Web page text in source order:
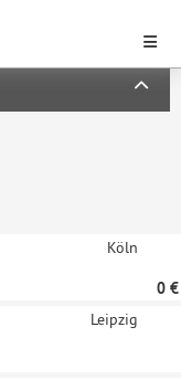
Köln
0 €
Leipzig